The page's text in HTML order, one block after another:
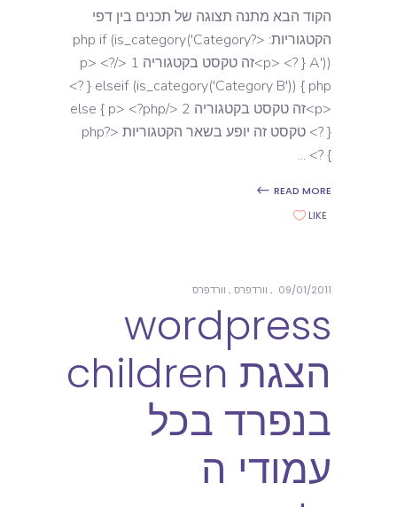
הקוד הבא מתנה תצוגה של תכנים בין דפי
הקטגוריות: <?php if (is_category('Category
A')) { ?> <p>זה טקסט בקטגוריה 1 </p> <?
php } elseif (is_category('Category B')) { ?>
<p>זה טקסט בקטגוריה 2 </p> <?php } else
{ ?> טקסט זה יופע בשאר הקטגוריות <?php
} ?>
READ MORE
LIKE
09/01/2011 וורדפרס וורדפרס
wordpress
הצגת children
בנפרד בכל
עמודי ה